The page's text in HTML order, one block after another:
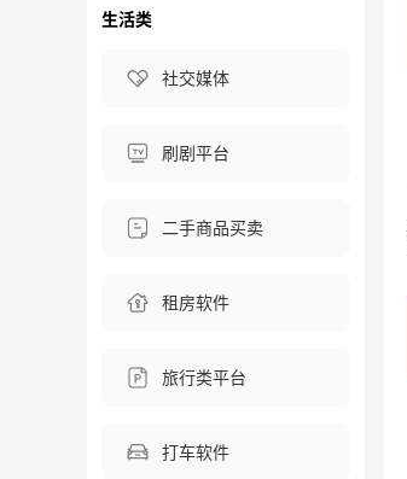
生活类
社交媒体
刷剧平台
二手商品买卖
租房软件
旅行类平台
打车软件